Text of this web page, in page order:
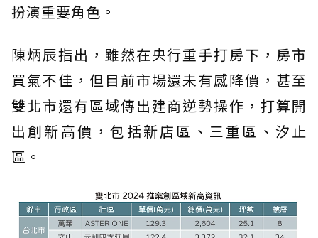
扮演重要角色。
陳炳辰指出，雖然在央行重手打房下，房市
買氣不佳，但目前市場還未有感降價，甚至
雙北市還有區域傳出建商逆勢操作，打算開
出創新高價，包括新店區、三重區、汐止
區。